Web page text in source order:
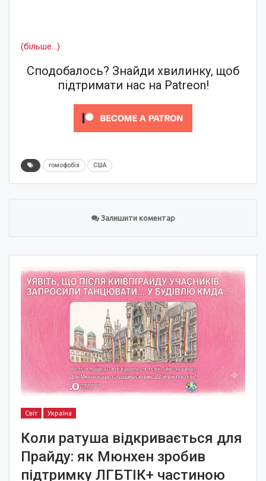
(більше…)
Сподобалось? Знайди хвилинку, щоб
підтримати нас на Patreon!
гомофобія США
Залишити коментар
Світ Україна
Коли ратуша відкривається для
Прайду: як Мюнхен зробив
підтримку ЛГБТІК+ частиною